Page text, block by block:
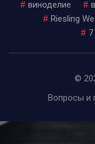
# виноделие #
# Riesling
#
©
Вопросы и